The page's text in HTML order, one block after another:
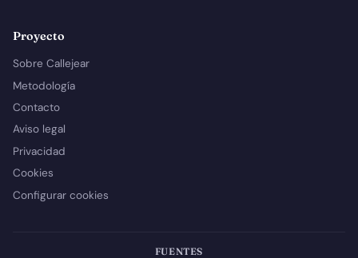
Proyecto
Sobre Callejear
Metodología
Contacto
Aviso legal
Privacidad
Cookies
Configurar cookies
FUENTES